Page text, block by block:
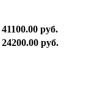
41100.00 руб.
24200.00 руб.